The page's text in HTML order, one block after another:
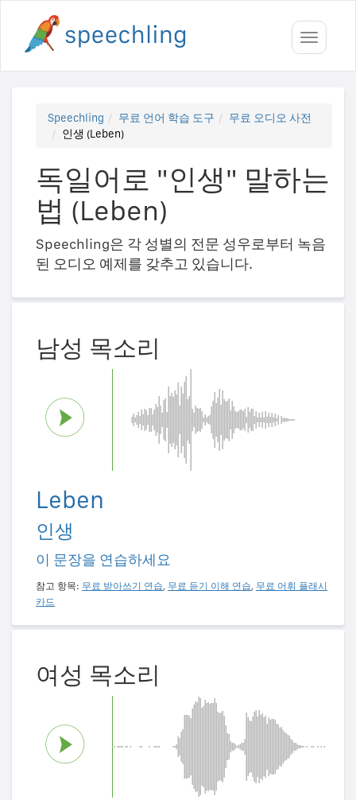
Toggle
Speechling 무료 언어 학습 도구
무료 오디오 사전
인생 (Leben)
독일어로 "인생" 말하는
법 (Leben)
Speechling은 각 성별의 전문 성우로부터 녹음
된 오디오 예제를 갖추고 있습니다.
남성 목소리
Leben
인생
이 문장을 연습하세요
참고 항목: 무료 받아쓰기 연습, 무료 듣기 이해 연습, 무료 어휘 플래시
카드
여성 목소리